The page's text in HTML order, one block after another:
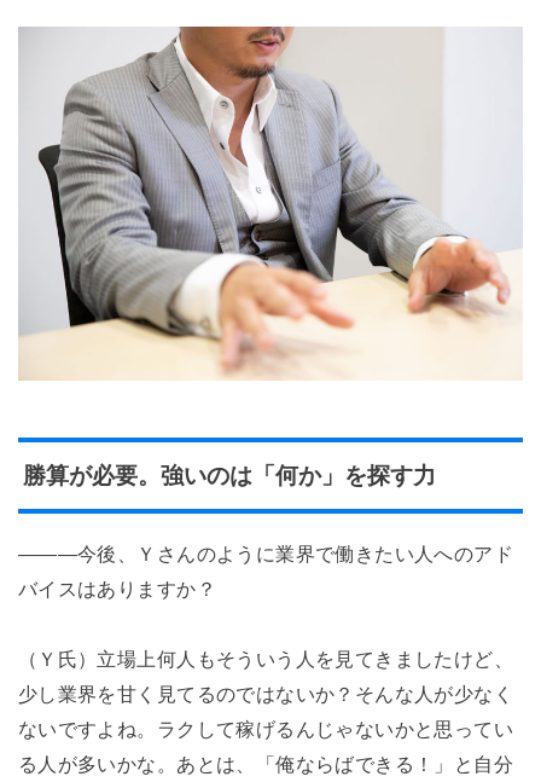
勝算が必要。強いのは「何か」を探す力
―――今後、Ｙさんのように業界で働きたい人へのアド
バイスはありますか？
（Ｙ氏）立場上何人もそういう人を見てきましたけど、
少し業界を甘く見てるのではないか？そんな人が少なく
ないですよね。ラクして稼げるんじゃないかと思ってい
る人が多いかな。あとは、「俺ならばできる！」と自分